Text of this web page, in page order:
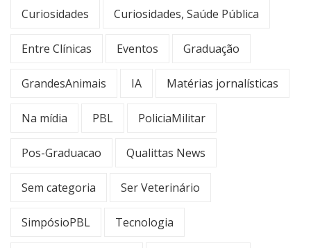
Curiosidades Curiosidades, Saúde Pública
Entre Clínicas Eventos Graduação
GrandesAnimais IA Matérias jornalísticas
Na mídia PBL PoliciaMilitar
Pos-Graduacao Qualittas News
Sem categoria Ser Veterinário
SimpósioPBL Tecnologia